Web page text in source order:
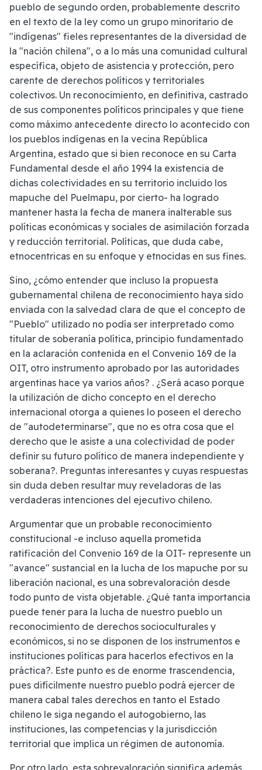
pueblo de segundo orden, probablemente descrito
en el texto de la ley como un grupo minoritario de
"indígenas" fieles representantes de la diversidad de
la "nación chilena", o a lo más una comunidad cultural
específica, objeto de asistencia y protección, pero
carente de derechos políticos y territoriales
colectivos. Un reconocimiento, en definitiva, castrado
de sus componentes políticos principales y que tiene
como máximo antecedente directo lo acontecido con
los pueblos indígenas en la vecina República
Argentina, estado que si bien reconoce en su Carta
Fundamental desde el año 1994 la existencia de
dichas colectividades en su territorio ­incluido los
mapuche del Puelmapu, por cierto- ha logrado
mantener hasta la fecha de manera inalterable sus
políticas económicas y sociales de asimilación forzada
y reducción territorial. Políticas, que duda cabe,
etnocentricas en su enfoque y etnocidas en sus fines.
Sino, ¿cómo entender que incluso la propuesta
gubernamental chilena de reconocimiento haya sido
enviada con la salvedad clara de que el concepto de
"Pueblo" utilizado no podía ser interpretado como
titular de soberanía política, principio fundamentado
en la aclaración contenida en el Convenio 169 de la
OIT, otro instrumento aprobado por las autoridades
argentinas hace ya varios años? . ¿Será acaso porque
la utilización de dicho concepto en el derecho
internacional otorga a quienes lo poseen el derecho
de "autodeterminarse", que no es otra cosa que el
derecho que le asiste a una colectividad de poder
definir su futuro político de manera independiente y
soberana?. Preguntas interesantes y cuyas respuestas
sin duda deben resultar muy reveladoras de las
verdaderas intenciones del ejecutivo chileno.
Argumentar que un probable reconocimiento
constitucional -e incluso aquella prometida
ratificación del Convenio 169 de la OIT- represente un
"avance" sustancial en la lucha de los mapuche por su
liberación nacional, es una sobrevaloración desde
todo punto de vista objetable. ¿Qué tanta importancia
puede tener para la lucha de nuestro pueblo un
reconocimiento de derechos socioculturales y
económicos, si no se disponen de los instrumentos e
instituciones políticas para hacerlos efectivos en la
práctica?. Este punto es de enorme trascendencia,
pues difícilmente nuestro pueblo podrá ejercer de
manera cabal tales derechos en tanto el Estado
chileno le siga negando el autogobierno, las
instituciones, las competencias y la jurisdicción
territorial que implica un régimen de autonomía.
Por otro lado, esta sobrevaloración significa además